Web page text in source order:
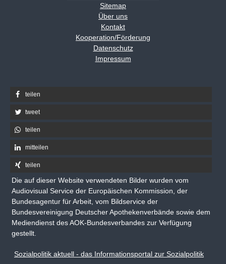
Sitemap
Über uns
Kontakt
Kooperation/Förderung
Datenschutz
Impressum
teilen
tweet
teilen
mitteilen
teilen
Die auf dieser Website verwendeten Bilder wurden vom
Audiovisual Service der Europäischen Kommission, der
Bundesagentur für Arbeit, vom Bildservice der
Bundesvereinigung Deutscher Apothekenverbände sowie dem
Mediendienst des AOK-Bundesverbandes zur Verfügung
gestellt.
Sozialpolitik aktuell - das Informationsportal zur Sozialpolitik